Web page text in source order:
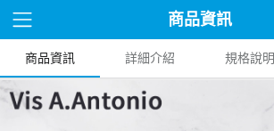
商品資訊
商品資訊 詳細介紹 規格說明